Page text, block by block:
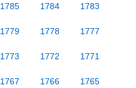
1785 1784 1783
1779 1778 1777
1773 1772 1771
1767 1766 1765